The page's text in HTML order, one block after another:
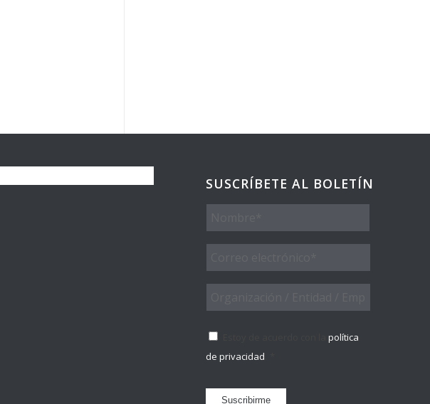
SUSCRÍBETE AL BOLETÍN
/
Empresa
Consentimiento
política
de privacidad
Suscribirme